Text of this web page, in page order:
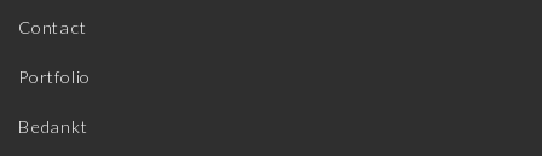
Contact
Portfolio
Bedankt